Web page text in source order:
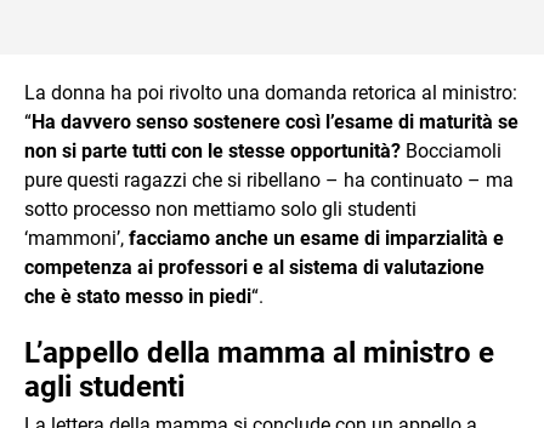
La donna ha poi rivolto una domanda retorica al ministro:
“Ha davvero senso sostenere così l’esame di maturità se
non si parte tutti con le stesse opportunità? Bocciamoli
pure questi ragazzi che si ribellano – ha continuato – ma
sotto processo non mettiamo solo gli studenti
‘mammoni’, facciamo anche un esame di imparzialità e
competenza ai professori e al sistema di valutazione
che è stato messo in piedi“.
L’appello della mamma al ministro e
agli studenti